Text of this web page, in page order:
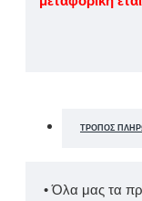
ΤΡΌΠΟΣ
• Όλα μας τα